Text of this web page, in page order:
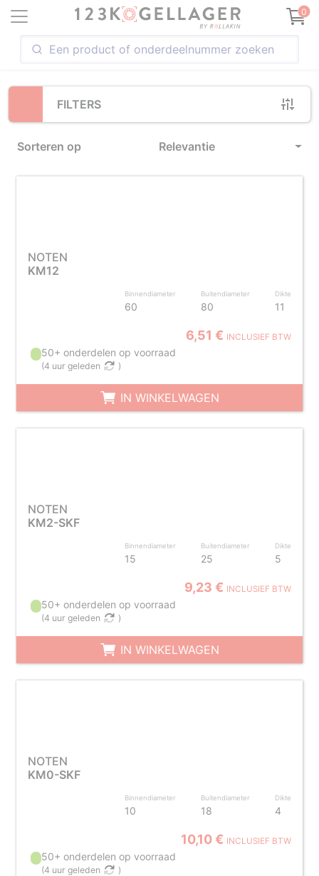
0
FILTERS
Sorteren op Relevantie
Loading...
NOTEN
KM12
Binnendiameter
60
Buitendiameter
80
Dikte
11
6,51 € INCLUSIEF BTW
50+ onderdelen op voorraad
(4 uur geleden )
IN WINKELWAGEN
NOTEN
KM2-SKF
Binnendiameter
15
Buitendiameter
25
Dikte
5
9,23 € INCLUSIEF BTW
50+ onderdelen op voorraad
(4 uur geleden )
IN WINKELWAGEN
NOTEN
KM0-SKF
Binnendiameter
10
Buitendiameter
18
Dikte
4
10,10 € INCLUSIEF BTW
50+ onderdelen op voorraad
(4 uur geleden )